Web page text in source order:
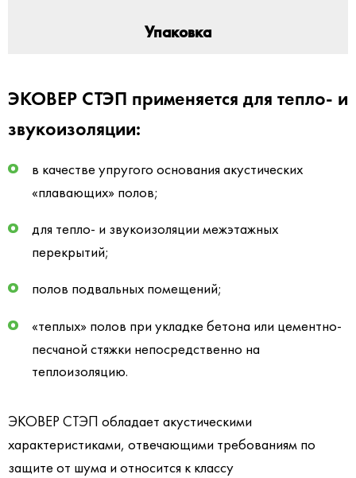
Упаковка
ЭКОВЕР СТЭП применяется для тепло- и
звукоизоляции:
в качестве упругого основания акустических
«плавающих» полов;
для тепло- и звукоизоляции межэтажных
перекрытий;
полов подвальных помещений;
«теплых» полов при укладке бетона или цементно-
песчаной стяжки непосредственно на
теплоизоляцию.
ЭКОВЕР СТЭП обладает акустическими
характеристиками, отвечающими требованиям по
защите от шума и относится к классу